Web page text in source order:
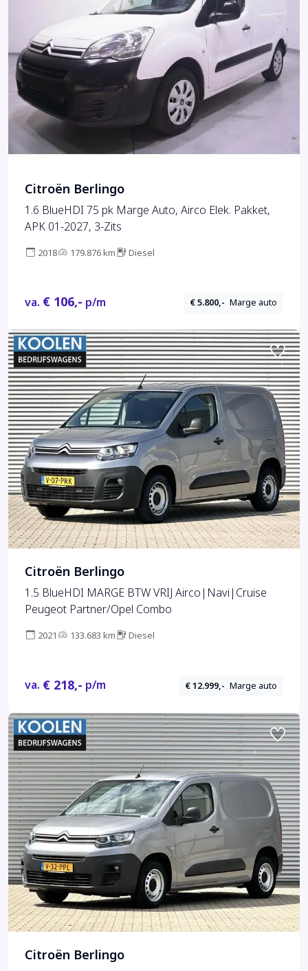
Citroën Berlingo
1.6 BlueHDI 75 pk Marge Auto, Airco Elek. Pakket,
APK 01-2027, 3-Zits
2018 179.876 km Diesel
va. € 106,- p/m € 5.800,- Marge auto
Citroën Berlingo
1.5 BlueHDI MARGE BTW VRIJ Airco|Navi|Cruise
Peugeot Partner/Opel Combo
2021 133.683 km Diesel
va. € 218,- p/m € 12.999,- Marge auto
Citroën Berlingo